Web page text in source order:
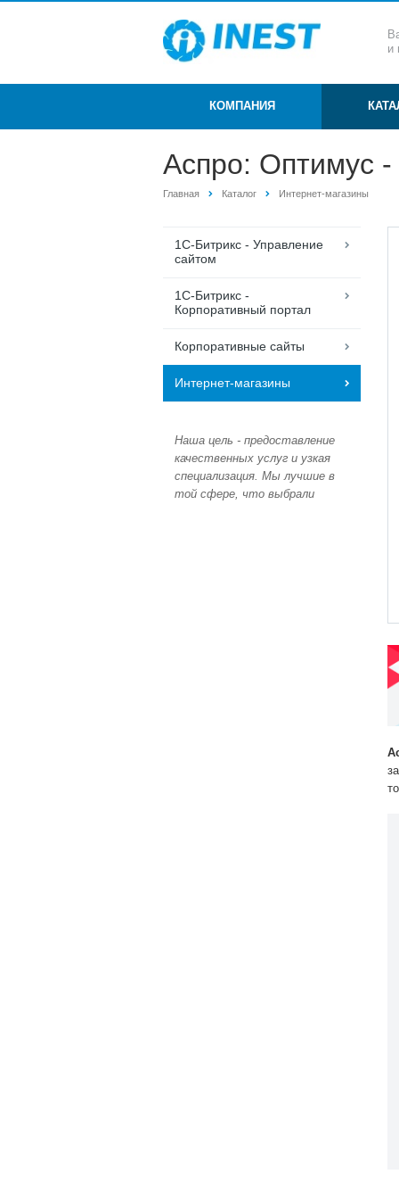
и
КОМПАНИЯ
Аспро: Оптимус -
Главная Каталог Интернет-магазины
1С-Битрикс - Управление
сайтом
1С-Битрикс -
Корпоративный портал
Корпоративные сайты
Интернет-магазины
Наша цель - предоставление
качественных услуг и узкая
специализация. Мы лучшие в
той сфере, что выбрали